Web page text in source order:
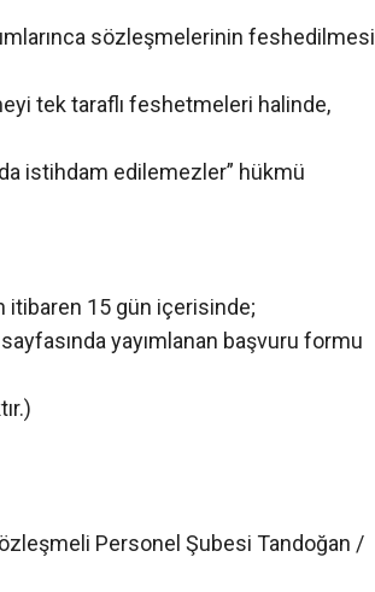
sözleşmelerinin feshedilmesi
tek taraflı feshetmeleri halinde,
istihdam edilemezler” hükmü
itibaren 15 gün içerisinde;
yayımlanan başvuru formu
Personel Şubesi Tandoğan /